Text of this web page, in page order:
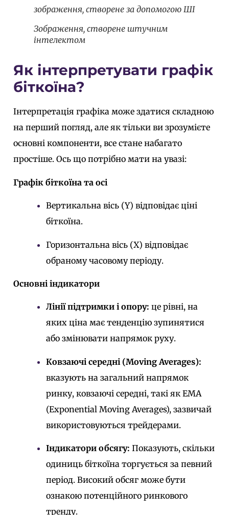
зображення, створене за допомогою ШІ
Зображення, створене штучним
інтелектом
Як інтерпретувати графік
біткоїна?
Інтерпретація графіка може здатися складною
на перший погляд, але як тільки ви зрозумієте
основні компоненти, все стане набагато
простіше. Ось що потрібно мати на увазі:
Графік біткоїна та осі
Вертикальна вісь (Y) відповідає ціні
біткоїна.
Горизонтальна вісь (X) відповідає
обраному часовому періоду.
Основні індикатори
Лінії підтримки і опору: це рівні, на
яких ціна має тенденцію зупинятися
або змінювати напрямок руху.
Ковзаючі середні (Moving Averages):
вказують на загальний напрямок
ринку, ковзаючі середні, такі як EMA
(Exponential Moving Averages), зазвичай
використовуються трейдерами.
Індикатори обсягу: Показують, скільки
одиниць біткоїна торгується за певний
період. Високий обсяг може бути
ознакою потенційного ринкового
тренду.